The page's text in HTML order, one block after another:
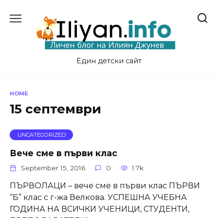
Един детски сайт
HOME
15 септември
UNCATEGORIZED
Вече сме в първи клас
September 15, 2016 0 1.7k.
ПЪРВОЛАЦИ – вече сме в първи клас ПЪРВИ
“Б” клас с г-жа Велкова. УСПЕШНА УЧЕБНА
ГОДИНА НА ВСИЧКИ УЧЕНИЦИ, СТУДЕНТИ,